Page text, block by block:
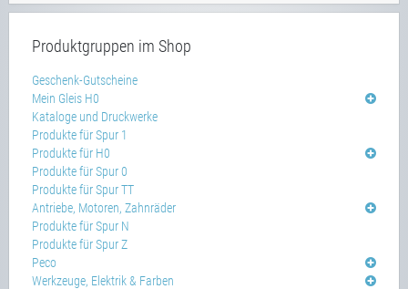
Produktgruppen im Shop
Geschenk-Gutscheine
Mein Gleis H0
Kataloge und Druckwerke
Produkte für Spur 1
Produkte für H0
Produkte für Spur 0
Produkte für Spur TT
Antriebe, Motoren, Zahnräder
Produkte für Spur N
Produkte für Spur Z
Peco
Werkzeuge, Elektrik & Farben